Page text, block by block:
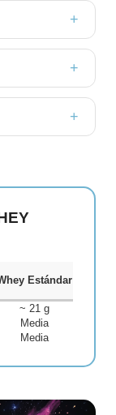
Estándar
~ 21 g
Media
Media